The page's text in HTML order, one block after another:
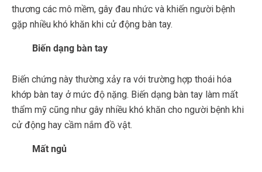
thương các mô mềm, gây đau nhức và khiến người bệnh
gặp nhiều khó khăn khi cử động bàn tay.
Biến dạng bàn tay
Biến chứng này thường xảy ra với trường hợp thoái hóa
khớp bàn tay ở mức độ nặng. Biến dạng bàn tay làm mất
thẩm mỹ cũng như gây nhiều khó khăn cho người bệnh khi
cử động hay cầm nắm đồ vật.
Mất ngủ